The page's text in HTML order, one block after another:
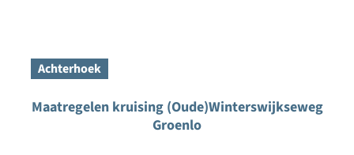
Achterhoek
Maatregelen kruising (Oude)Winterswijkseweg
Groenlo